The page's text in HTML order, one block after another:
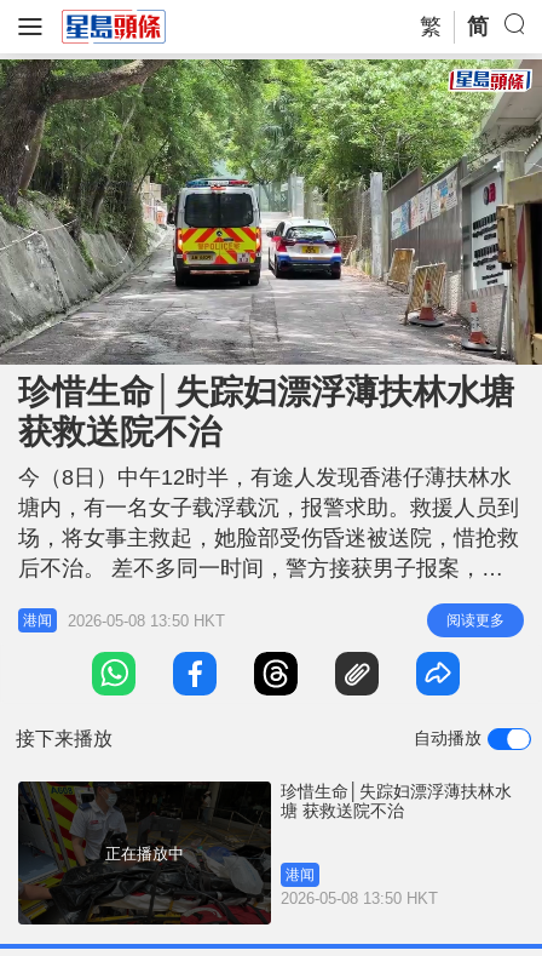
繁 简
U
n
m
u
t
e
L
o
a
d
e
d
0
0
%
珍惜生命│失踪妇漂浮薄扶林水塘
获救送院不治
今（8日）中午12时半，有途人发现香港仔薄扶林水
塘内，有一名女子载浮载沉，报警求助。救援人员到
场，将女事主救起，她脸部受伤昏迷被送院，惜抢救
后不治。 差不多同一时间，警方接获男子报案，指
其68岁姓林妻子在薄扶林置富花园住所留下遗书后失
踪；警方经调查后，相信堕水塘的女死者便是林妇。
防止自杀求助热线： 「情绪通」精神健康支援热
线：18111；网址：https://www.shallwetalk.hk
港闻 2026-05-08 13:50 HKT 阅读更多
接下来播放 自动播放
正在播放中
珍惜生命│失踪妇漂浮薄扶林水
塘 获救送院不治
港闻
2026-05-08 13:50 HKT